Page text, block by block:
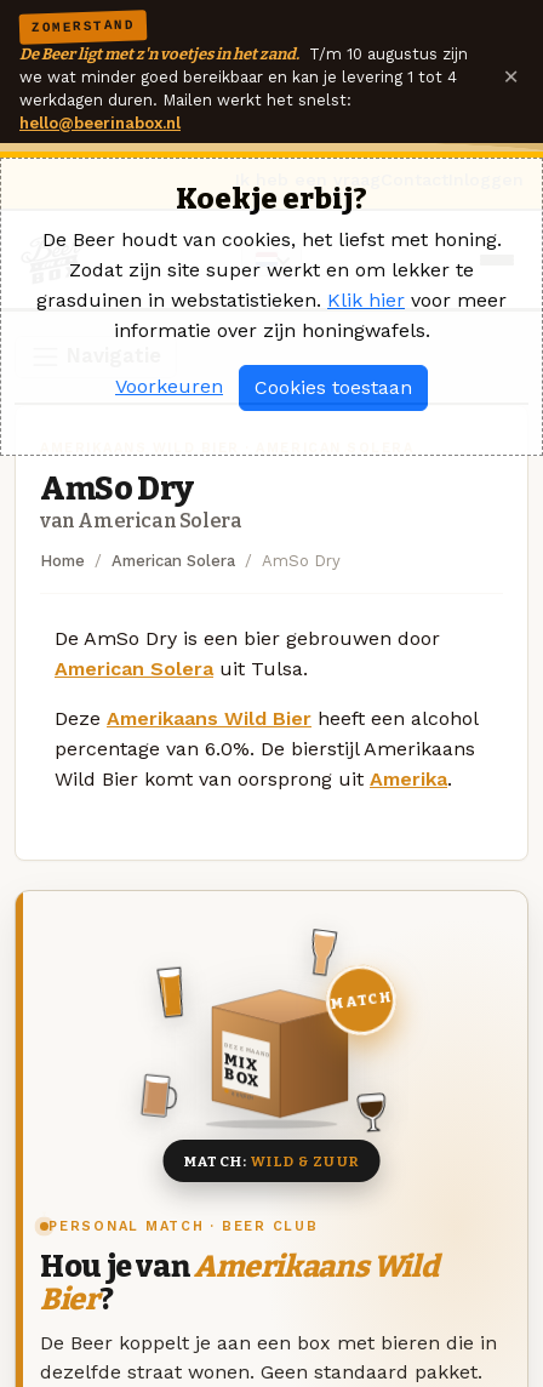
ZOMERSTAND
De Beer ligt met z'n voetjes in het zand. T/m 10 augustus zijn
we wat minder goed bereikbaar en kan je levering 1 tot 4
werkdagen duren. Mailen werkt het snelst:
hello@beerinabox.nl
×
AmSo Dry
van American Solera
Home American Solera AmSo Dry
De AmSo Dry is een bier gebrouwen door
American Solerauit Tulsa.
Deze Amerikaans Wild Bier heeft een alcohol
percentage van 6.0%. De bierstijl Amerikaans
Wild Bier komt van oorsprong uit Amerika.
PERSONAL MATCH · BEER CLUB
Hou je vanAmerikaans Wild
Bier?
De Beer koppelt je aan een box met bieren die in
dezelfde straat wonen. Geen standaard pakket.
DEZE MAAND
MIX
BOX
8 BIEREN
MATCH
MATCH:WILD & ZUUR
Koekje erbij?
De Beer houdt van cookies, het liefst met honing.
Zodat zijn site super werkt en om lekker te
grasduinen in webstatistieken. Klik hier voor meer
informatie over zijn honingwafels.
Voorkeuren Cookies toestaan